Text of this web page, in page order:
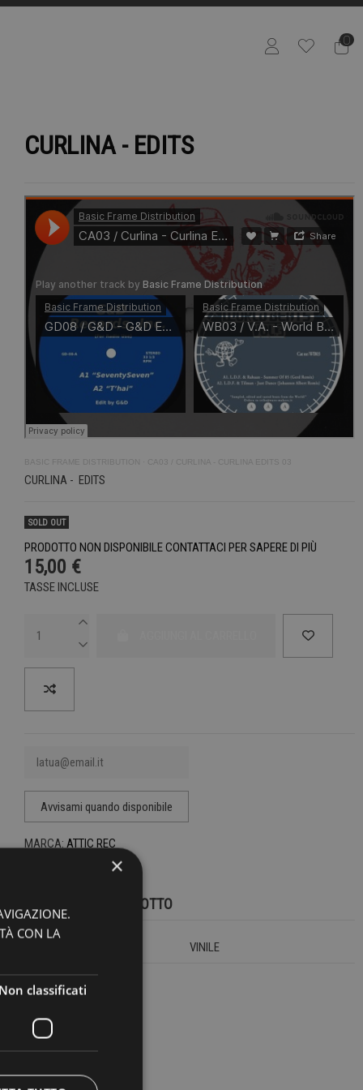
0
CURLINA - EDITS
BASIC FRAME DISTRIBUTION CA03 / CURLINA - CURLINA EDITS 03
CURLINA - EDITS
SOLD OUT
PRODOTTO NON DISPONIBILE CONTATTACI PER SAPERE DI PIÙ
15,00 €
TASSE INCLUSE
MARCA: ATTIC REC
DETTAGLI DEL PRODOTTO
VINILE
RIFERIMENTO
×
CON LA
Non classificati